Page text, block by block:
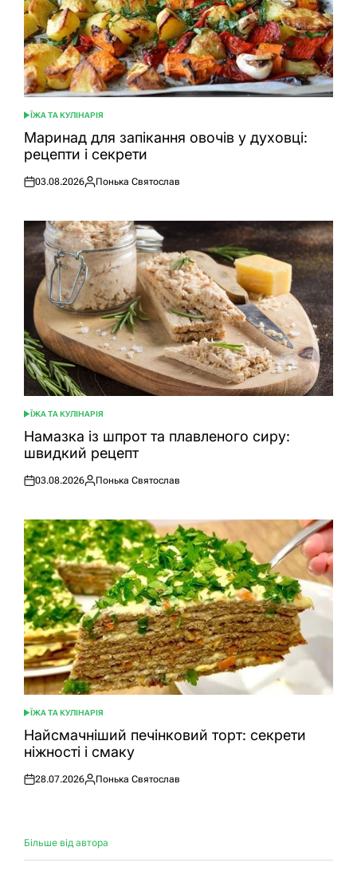
ОПУБЛІКУВАТИ
У
ЇЖА ТА КУЛІНАРІЯ
Маринад для запікання овочів у духовці:
рецепти і секрети
Оприлюднено
03.08.2026
Опубліковано
Понька Святослав
ОПУБЛІКУВАТИ
У
ЇЖА ТА КУЛІНАРІЯ
Намазка із шпрот та плавленого сиру:
швидкий рецепт
Оприлюднено
03.08.2026
Опубліковано
Понька Святослав
ОПУБЛІКУВАТИ
У
ЇЖА ТА КУЛІНАРІЯ
Найсмачніший печінковий торт: секрети
ніжності і смаку
Оприлюднено
28.07.2026
Опубліковано
Понька Святослав
Більше від автора